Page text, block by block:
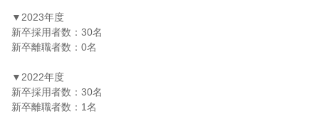
▼2023年度
新卒採用者数：30名
新卒離職者数：0名
▼2022年度
新卒採用者数：30名
新卒離職者数：1名